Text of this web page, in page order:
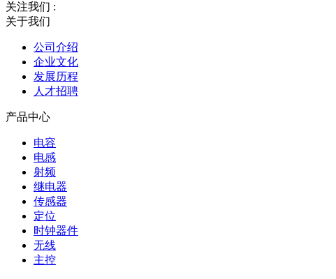
关注我们 :
关于我们
公司介绍
企业文化
发展历程
人才招聘
产品中心
电容
电感
射频
继电器
传感器
定位
时钟器件
无线
主控